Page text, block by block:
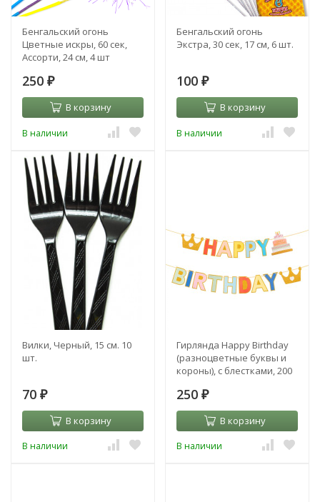
Бенгальский огонь
Цветные искры, 60 сек,
Ассорти, 24 см, 4 шт
250 ₽
В корзину
В наличии
Бенгальский огонь
Экстра, 30 сек, 17 см, 6 шт.
100 ₽
В корзину
В наличии
Вилки, Черный, 15 см. 10
шт.
70 ₽
В корзину
В наличии
Гирлянда Happy Birthday
(разноцветные буквы и
короны), с блестками, 200
250 ₽
В корзину
В наличии